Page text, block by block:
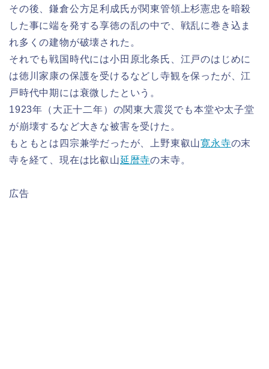
その後、鎌倉公方足利成氏が関東管領上杉憲忠を暗殺
した事に端を発する享徳の乱の中で、戦乱に巻き込ま
れ多くの建物が破壊された。
それでも戦国時代には小田原北条氏、江戸のはじめに
は徳川家康の保護を受けるなどし寺観を保ったが、江
戸時代中期には衰微したという。
1923年（大正十二年）の関東大震災でも本堂や太子堂
が崩壊するなど大きな被害を受けた。
もともとは四宗兼学だったが、上野東叡山寛永寺の末
寺を経て、現在は比叡山延暦寺の末寺。
広告